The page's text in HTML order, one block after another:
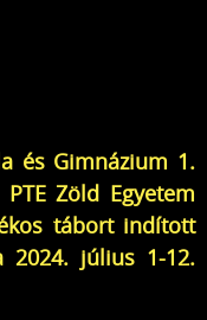
és Gimnázium 1.
Zöld Egyetem
tábort indított
2024. július 1-12.